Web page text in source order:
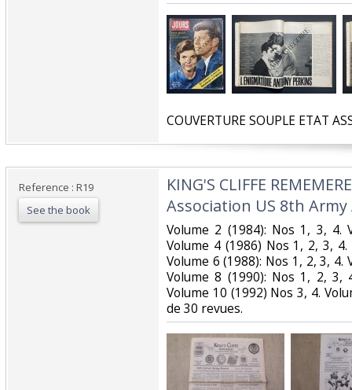
‎COUVERTURE SOUPLE ETAT
Reference : R19
See the book
‎KING'S CLIFFE
Association US 8th Army
‎Volume 2 (1984): Nos 1, 3, 4.
Volume 4 (1986) Nos 1, 2, 3,
Volume 6 (1988): Nos 1, 2, 3, 4.
Volume 8 (1990): Nos 1, 2, 3,
Volume 10 (1992) Nos 3, 4.
de 30 revues. ‎